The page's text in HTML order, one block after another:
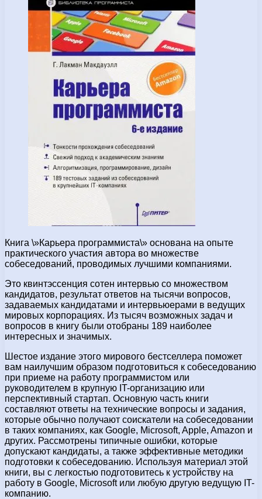
Книга \»Карьера программиста\» основана на опыте
практического участия автора во множестве
собеседований, проводимых лучшими компаниями.
Это квинтэссенция сотен интервью со множеством
кандидатов, результат ответов на тысячи вопросов,
задаваемых кандидатами и интервьюерами в ведущих
мировых корпорациях. Из тысяч возможных задач и
вопросов в книгу были отобраны 189 наиболее
интересных и значимых.
Шестое издание этого мирового бестселлера поможет
вам наилучшим образом подготовиться к собеседованию
при приеме на работу программистом или
руководителем в крупную IT-организацию или
перспективный стартап. Основную часть книги
составляют ответы на технические вопросы и задания,
которые обычно получают соискатели на собеседовании
в таких компаниях, как Google, Microsoft, Apple, Amazon и
других. Рассмотрены типичные ошибки, которые
допускают кандидаты, а также эффективные методики
подготовки к собеседованию. Используя материал этой
книги, вы с легкостью подготовитесь к устройству на
работу в Google, Microsoft или любую другую ведущую IT-
компанию.